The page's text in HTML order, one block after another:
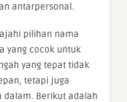
antarpersonal.
pilihan nama
yang cocok untuk
yang tepat tidak
tetapi juga
dalam. Berikut adalah